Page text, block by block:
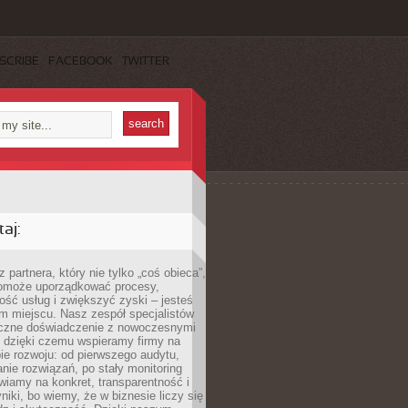
FACEBOOK TWITTER
partnera, który nie tylko „coś obieca”,
uporządkować procesy,
usług i zwiększyć zyski – jesteś
miejscu. Nasz zespół specjalistów
doświadczenie z nowoczesnymi
dzięki czemu wspieramy firmy na
rozwoju: od pierwszego audytu,
rozwiązań, po stały monitoring
na konkret, transparentność i
bo wiemy, że w biznesie liczy się